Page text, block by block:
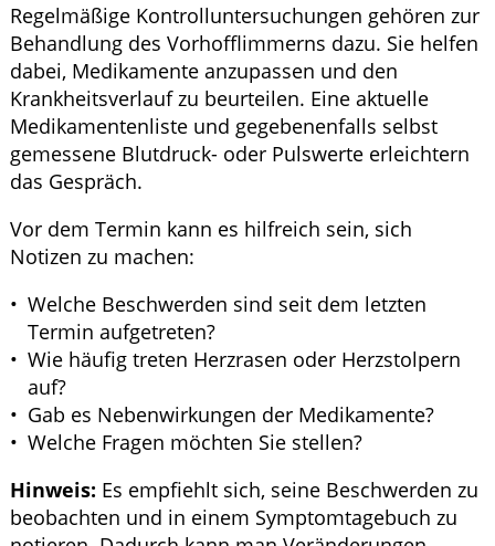
Regelmäßige Kontrolluntersuchungen gehören zur
Behandlung des Vorhofflimmerns dazu. Sie helfen
dabei, Medikamente anzupassen und den
Krankheitsverlauf zu beurteilen. Eine aktuelle
Medikamentenliste und gegebenenfalls selbst
gemessene Blutdruck- oder Pulswerte erleichtern
das Gespräch.
Vor dem Termin kann es hilfreich sein, sich
Notizen zu machen:
Welche Beschwerden sind seit dem letzten
Termin aufgetreten?
Wie häufig treten Herzrasen oder Herzstolpern
auf?
Gab es Nebenwirkungen der Medikamente?
Welche Fragen möchten Sie stellen?
Hinweis: Es empfiehlt sich, seine Beschwerden zu
beobachten und in einem Symptomtagebuch zu